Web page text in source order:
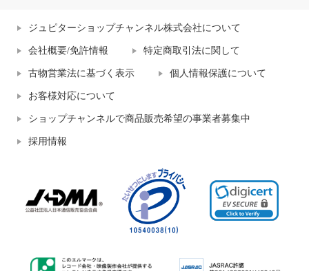
ジュピターショップチャンネル株式会社について
会社概要/免許情報 特定商取引法に関して
古物営業法に基づく表示 個人情報保護について
お客様対応について
ショップチャンネルで商品販売希望の事業者募集中
採用情報